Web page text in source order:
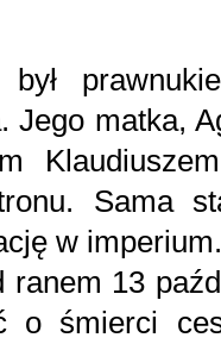
był
Jego matka,
Sama
w
ranem 13
o śmierci